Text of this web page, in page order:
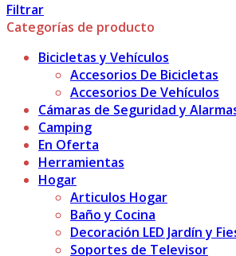
Filtrar
Categorías de producto
Bicicletas y Vehículos
Accesorios De Bicicletas
Accesorios De Vehículos
Cámaras de Seguridad y
Camping
En Oferta
Herramientas
Hogar
Articulos Hogar
Baño y Cocina
Decoración LED Jardín y
Soportes de Televisor